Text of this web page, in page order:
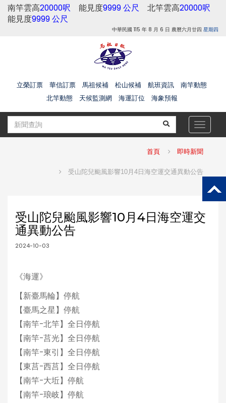
南竿雲高20000呎 能見度9999 公尺 北竿雲高20000呎
能見度9999 公尺
中華民國 115 年 8 月 6 日 農曆六月廿四 星期四
立榮訂票 華信訂票 馬祖候補 松山候補 航班資訊
南竿動態
北竿動態
天候監測網 海運訂位 海象預報
Toggle
首頁 即時新聞
受山陀兒颱風影響10月4日海空運交通異動公告
受山陀兒颱風影響10月4日海空運交
通異動公告
2024-10-03
《海運》
【新臺馬輪】停航
【臺馬之星】停航
【南竿-北竿】全日停航
【南竿-莒光】全日停航
【南竿-東引】全日停航
【東莒-西莒】全日停航
【南竿-大坵】停航
【南竿-琅岐】停航